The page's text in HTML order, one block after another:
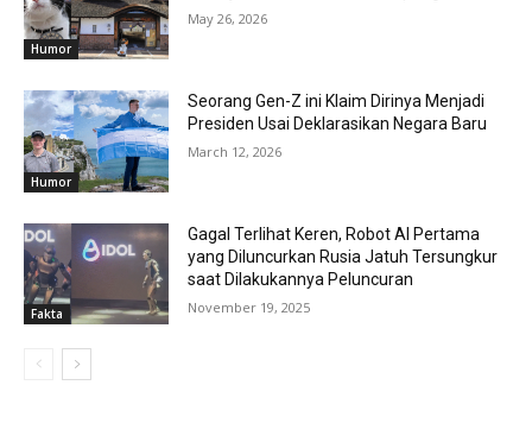
Humor
May 26, 2026
Humor
Seorang Gen-Z ini Klaim Dirinya Menjadi
Presiden Usai Deklarasikan Negara Baru
March 12, 2026
Fakta
Gagal Terlihat Keren, Robot AI Pertama
yang Diluncurkan Rusia Jatuh Tersungkur
saat Dilakukannya Peluncuran
November 19, 2025